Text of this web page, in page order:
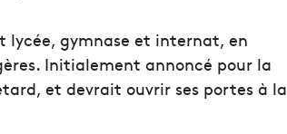
lycée, gymnase et internat, en
Initialement annoncé pour la
et devrait ouvrir ses portes à la